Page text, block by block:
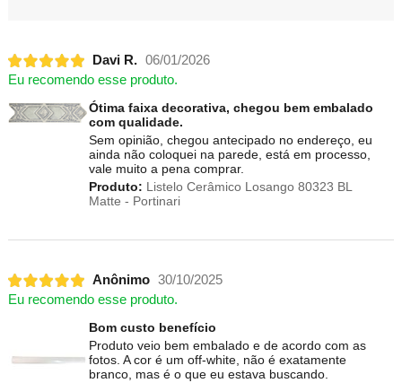
Davi R. 06/01/2026
Eu recomendo esse produto.
Ótima faixa decorativa, chegou bem embalado
com qualidade.
Sem opinião, chegou antecipado no endereço, eu
ainda não coloquei na parede, está em processo,
vale muito a pena comprar.
Produto: Listelo Cerâmico Losango 80323 BL
Matte - Portinari
Anônimo 30/10/2025
Eu recomendo esse produto.
Bom custo benefício
Produto veio bem embalado e de acordo com as
fotos. A cor é um off-white, não é exatamente
branco, mas é o que eu estava buscando.